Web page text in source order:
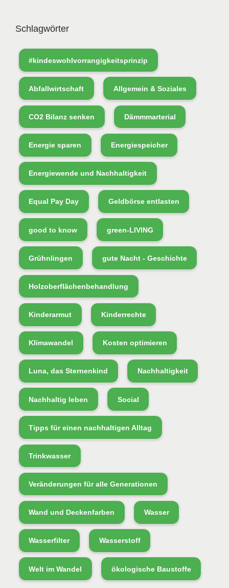
Schlagwörter
#kindeswohlvorrangigkeitsprinzip
Abfallwirtschaft Allgemein & Soziales
CO2 Bilanz senken Dämmmarterial
Energie sparen Energiespeicher
Energiewende und Nachhaltigkeit
Equal Pay Day Geldbörse entlasten
good to know green-LIVING
Grühnlingen gute Nacht - Geschichte
Holzoberflächenbehandlung
Kinderarmut Kinderrechte
Klimawandel Kosten optimieren
Luna, das Sternenkind Nachhaltigkeit
Nachhaltig leben Social
Tipps für einen nachhaltigen Alltag
Trinkwasser
Veränderungen für alle Generationen
Wand und Deckenfarben Wasser
Wasserfilter Wasserstoff
Welt im Wandel ökologische Baustoffe